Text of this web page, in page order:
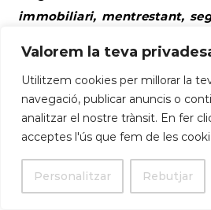
Valorem la teva
Utilitzem cookies per millorar la
navegació, publicar anuncis o
analitzar el nostre trànsit. En fer
acceptes l'ús que fem de les
Personalitzar Rebutjar
immobiliari, mentrestant,
lloguer a 1.000 €, mentre
recursos per sortejar 40
intentant posar un pegat de
1.000 €. L’oportunitat de
logística i la sanitat,
Boi, sempre hi haurà
comandes o cuidar de l’àvia.